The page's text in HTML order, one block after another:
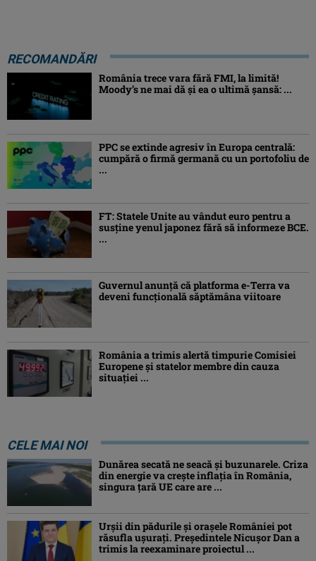
RECOMANDĂRI
România trece vara fără FMI, la limită!
Moody’s ne mai dă și ea o ultimă șansă: ...
PPC se extinde agresiv în Europa centrală:
cumpără o firmă germană cu un portofoliu de
...
FT: Statele Unite au vândut euro pentru a
susține yenul japonez fără să informeze BCE.
...
Guvernul anunță că platforma e-Terra va
deveni funcţională săptămâna viitoare
România a trimis alertă timpurie Comisiei
Europene și statelor membre din cauza
situației ...
CELE MAI NOI
Dunărea secată ne seacă și buzunarele. Criza
din energie va crește inflația în România,
singura țară UE care are ...
Urșii din pădurile și orașele României pot
răsufla ușurați. Președintele Nicușor Dan a
trimis la reexaminare proiectul ...